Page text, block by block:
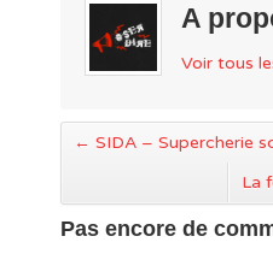
A
Voir tous
← SIDA – Supercherie
La
Pas encore de